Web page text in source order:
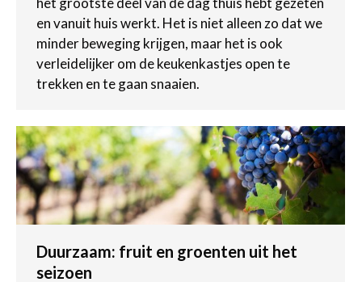
en vanuit huis werkt. Het is niet alleen zo dat we
minder beweging krijgen, maar het is ook
verleidelijker om de keukenkastjes open te
trekken en te gaan snaaien.
Duurzaam: fruit en groenten uit het
seizoen